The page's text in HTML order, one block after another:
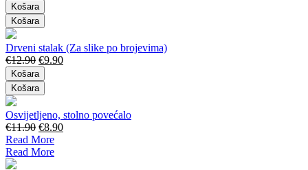
Košara
Košara
Drveni stalak (Za slike po brojevima)
€12.90 €9.90
Košara
Košara
Osvijetljeno, stolno povećalo
€11.90 €8.90
Read More
Read More